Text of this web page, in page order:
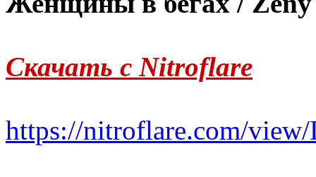
Скачать с Nitroflare
https://nitroflare.com/